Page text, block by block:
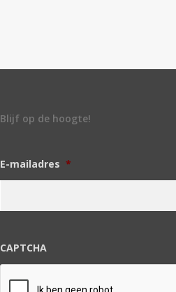
Blijf op de hoogte!
E-mailadres *
CAPTCHA